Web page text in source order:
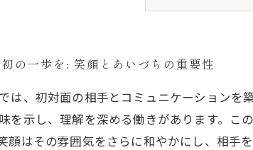
お互いの理
あいづちで
の一歩を: 笑顔とあいづちの重要性
は、初対面の相手とコミュニケーション
を示し、理解を深める働きがあります。こ
顔はその雰囲気をさらに和やかにし、相手